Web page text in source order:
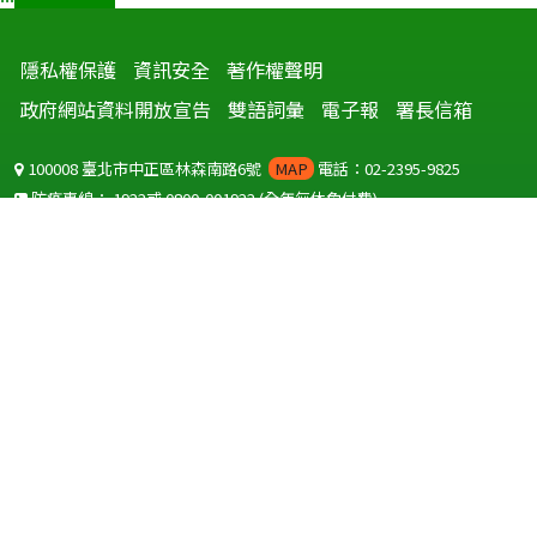
隱私權保護 資訊安全 著作權聲明
政府網站資料開放宣告
雙語詞彙 電子報 署長信箱
100008 臺北市中正區林森南路6號 MAP 電話：02-2395-9825
防疫專線：1922或0800-001922(全年無休免付費)